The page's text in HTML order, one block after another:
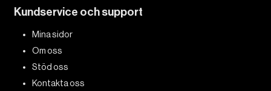
Kundservice och support
Mina sidor
Om oss
Stöd oss
Kontakta oss